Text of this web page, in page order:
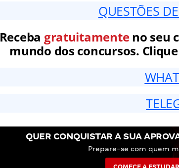
QUESTÕES
Receba gratuitamenteno seu
mundo dos concursos.
QUER CONQUISTAR A SUA
Prepare-se com quem